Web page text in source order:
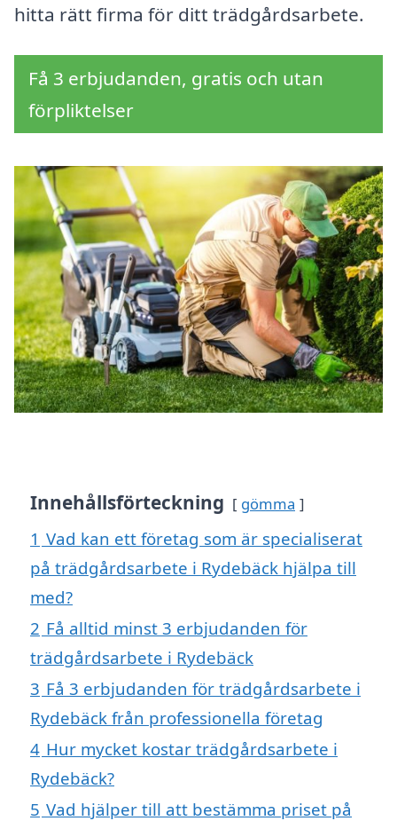
hitta rätt firma för ditt trädgårdsarbete.
Få 3 erbjudanden, gratis och utan
förpliktelser
Innehållsförteckning gömma
1 Vad kan ett företag som är specialiserat
på trädgårdsarbete i Rydebäck hjälpa till
med?
2 Få alltid minst 3 erbjudanden för
trädgårdsarbete i Rydebäck
3 Få 3 erbjudanden för trädgårdsarbete i
Rydebäck från professionella företag
4 Hur mycket kostar trädgårdsarbete i
Rydebäck?
5 Vad hjälper till att bestämma priset på